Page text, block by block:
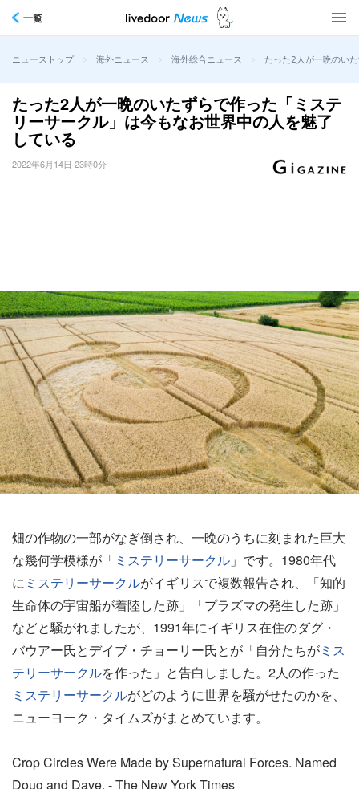
一覧
ニューストップ > 海外ニュース > 海外総合ニュース > たった2人が一晩のい
たった2人が一晩のいたずらで作った「ミステ
リーサークル」は今もなお世界中の人を魅了
している
2022年6月14日 23時0分
畑の作物の一部がなぎ倒され、一晩のうちに刻まれた巨大
な幾何学模様が「 ミステリーサークル 」です。1980年代
に ミステリーサークルがイギリスで複数報告され、「知的
生命体の宇宙船が着陸した跡」「プラズマの発生した跡」
などと騒がれましたが、1991年にイギリス在住のダグ・
バウアー氏とデイブ・チョーリー氏とが「自分たちがミス
テリーサークルを作った」と告白しました。2人の作った
ミステリーサークルがどのように世界を騒がせたのかを、
ニューヨーク・タイムズがまとめています。
Crop Circles Were Made by Supernatural Forces. Named
Doug and Dave. - The New York Times